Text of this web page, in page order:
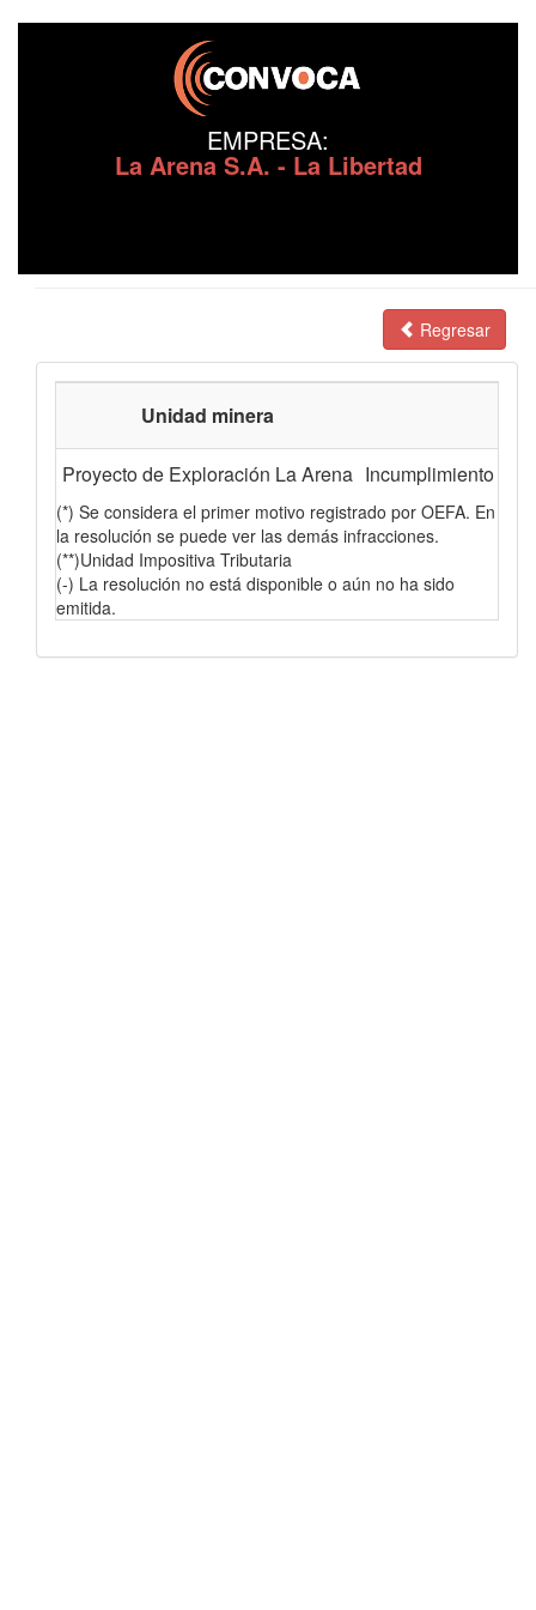
EMPRESA:
La Arena S.A. - La Libertad
Regresar
Unidad minera
Proyecto de Exploración La Arena Incumplimiento del
(*) Se considera el primer motivo registrado por OEFA. En
la resolución se puede ver las demás infracciones.
(**)Unidad Impositiva Tributaria
(-) La resolución no está disponible o aún no ha sido
emitida.